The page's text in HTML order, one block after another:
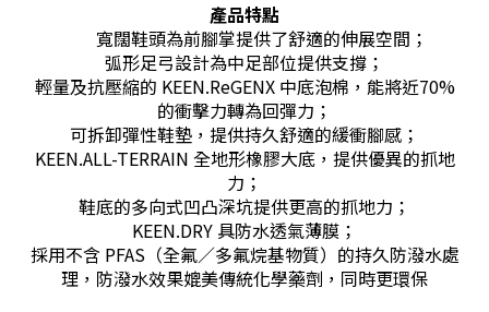
產品特點
寬闊鞋頭為前腳掌提供了舒適的伸展空間；
弧形足弓設計為中足部位提供支撐；
輕量及抗壓縮的 KEEN.ReGENX 中底泡棉，能將近70%
的衝擊力轉為回彈力；
可拆卸彈性鞋墊，提供持久舒適的緩衝腳感；
KEEN.ALL-TERRAIN 全地形橡膠大底，提供優異的抓地
力；
鞋底的多向式凹凸深坑提供更高的抓地力；
KEEN.DRY 具防水透氣薄膜；
採用不含 PFAS（全氟／多氟烷基物質）的持久防潑水處
理，防潑水效果媲美傳統化學藥劑，同時更環保